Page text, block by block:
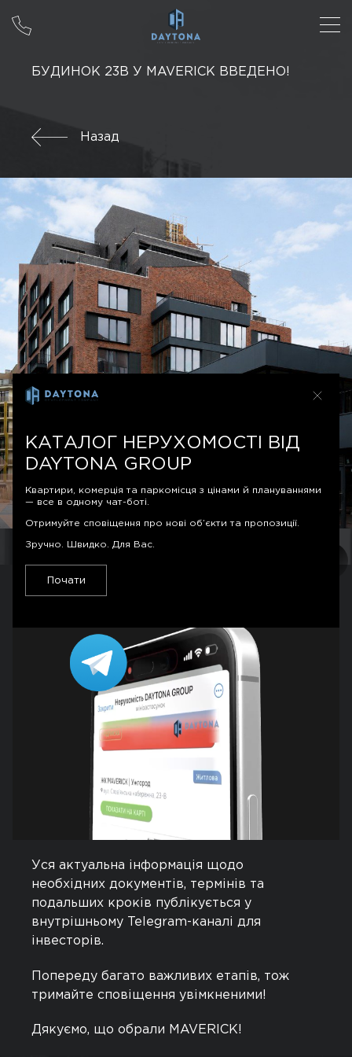
БУДИНОК 23В У MAVERICK ВВЕДЕНО!
Назад
ЗК122260611170. Отже, вся перша черга
MAVERICK офіційно введена в
експлуатацію!
​Наразі ми активно завершуємо фасадні
роботи та благоустрій прибудинкової
території — робимо все, щоб естетика
​Паралельно команда готує все необхідне
для запуску процесу оформлення права
​Уся актуальна інформація щодо
необхідних документів, термінів та
подальших кроків публікується у
внутрішньому Telegram-каналі для
інвесторів.
​Попереду багато важливих етапів, тож
тримайте сповіщення увімкненими!
​Дякуємо, що обрали MAVERICK!
КАТАЛОГ НЕРУХОМОСТІ ВІД
DAYTONA GROUP
Квартири, комерція та паркомісця з цінами й плануваннями
— все в одному чат-боті.
Отримуйте сповіщення про нові об’єкти та пропозиції.
Зручно. Швидко. Для Вас.
Почати